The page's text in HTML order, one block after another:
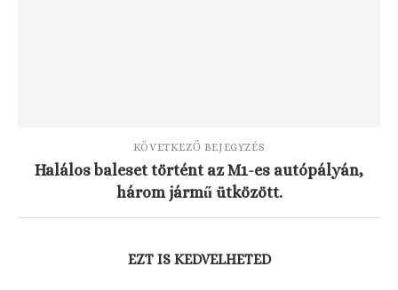
KÖVETKEZŐ BEJEGYZÉS
Halálos baleset történt az M1-es autópályán,
három jármű ütközött.
EZT IS KEDVELHETED